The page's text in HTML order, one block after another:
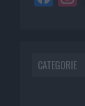
CATEGORIE